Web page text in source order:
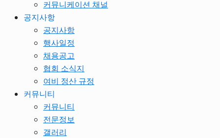
커뮤니케이션 채널
공지사항
공지사항
행사일정
채용공고
협회 소식지
여비 정산 규정
커뮤니티
커뮤니티
전문정보
갤러리